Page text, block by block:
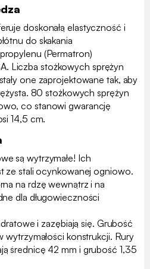
doskonałą elastyczność i
do skakania
(Permatron)
Liczba stożkowych sprężyn
one zaprojektowane tak, aby
80 stożkowych sprężyn
co stanowi gwarancję
14,5 cm.
są wytrzymałe! Ich
ze stali ocynkowanej ogniowo.
na rdzę wewnątrz i na
dla długowieczności
i zazębiają się. Grubość
konstrukcji. Rury
średnicę 42 mm i grubość 1,35